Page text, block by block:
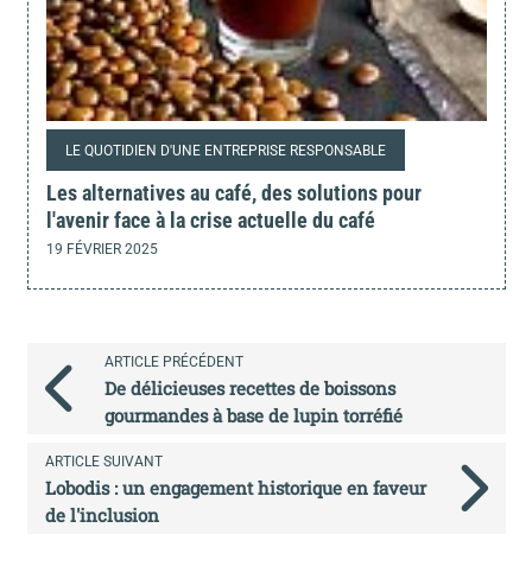
LE QUOTIDIEN D'UNE ENTREPRISE RESPONSABLE
Les alternatives au café, des solutions pour
l'avenir face à la crise actuelle du café
19 FÉVRIER 2025
ARTICLE PRÉCÉDENT
De délicieuses recettes de boissons
gourmandes à base de lupin torréfié
ARTICLE SUIVANT
Lobodis : un engagement historique en faveur
de l'inclusion